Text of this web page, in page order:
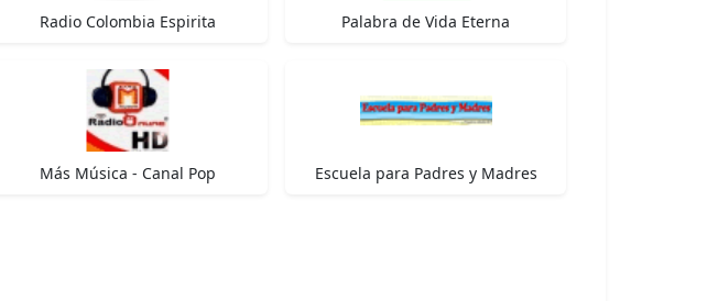
Radio Colombia Espirita Palabra de Vida Eterna
Más Música - Canal Pop Escuela para Padres y Madres